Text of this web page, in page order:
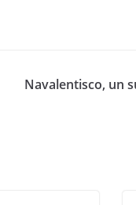
Navalentisco, un